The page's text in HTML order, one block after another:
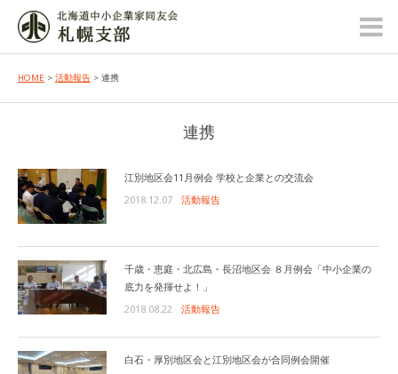
HOME > 活動報告 > 連携
連携
江別地区会11月例会 学校と企業との交流会
2018.12.07
活動報告
千歳・恵庭・北広島・長沼地区会 ８月例会「中小企業の
底力を発揮せよ！」
2018.08.22
活動報告
白石・厚別地区会と江別地区会が合同例会開催